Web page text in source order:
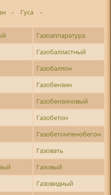
- Гуса -
Газоаппаратура
Газобалластный
Газобаллон
Газобензин
Газобензиновый
Газобетон
Газобетонпенобегон
Газовать
Газовый
Газовидный